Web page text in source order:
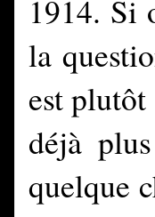
1914. Si
la
est
déjà
quelque